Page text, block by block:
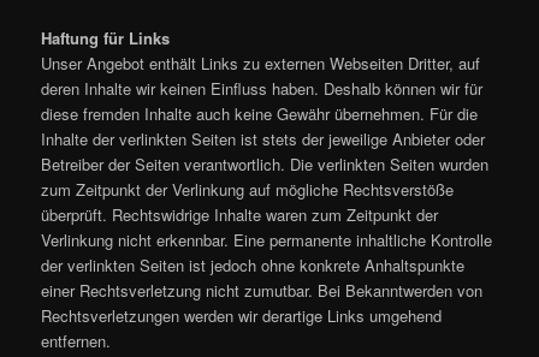
Haftung für Links
Unser Angebot enthält Links zu externen Webseiten Dritter, auf
deren Inhalte wir keinen Einfluss haben. Deshalb können wir für
diese fremden Inhalte auch keine Gewähr übernehmen. Für die
Inhalte der verlinkten Seiten ist stets der jeweilige Anbieter oder
Betreiber der Seiten verantwortlich. Die verlinkten Seiten wurden
zum Zeitpunkt der Verlinkung auf mögliche Rechtsverstöße
überprüft. Rechtswidrige Inhalte waren zum Zeitpunkt der
Verlinkung nicht erkennbar. Eine permanente inhaltliche Kontrolle
der verlinkten Seiten ist jedoch ohne konkrete Anhaltspunkte
einer Rechtsverletzung nicht zumutbar. Bei Bekanntwerden von
Rechtsverletzungen werden wir derartige Links umgehend
entfernen.